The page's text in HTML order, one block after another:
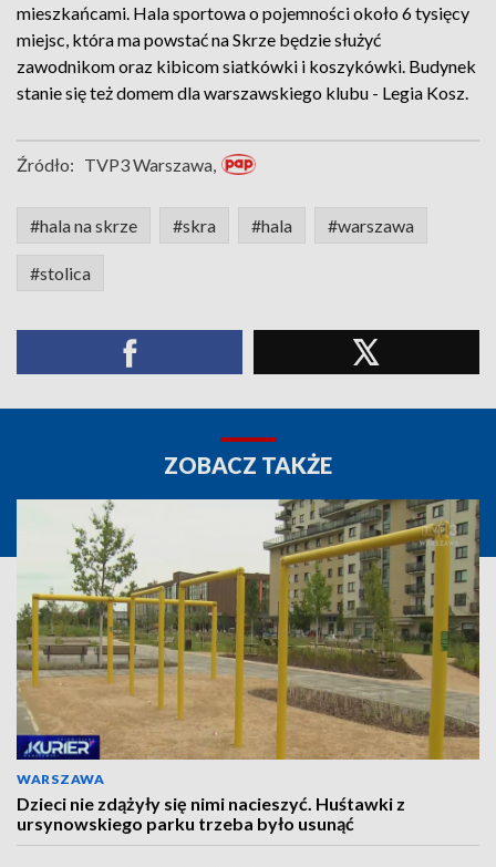
mieszkańcami. Hala sportowa o pojemności około 6 tysięcy
miejsc, która ma powstać na Skrze będzie służyć
zawodnikom oraz kibicom siatkówki i koszykówki. Budynek
stanie się też domem dla warszawskiego klubu - Legia Kosz.
Źródło: TVP3 Warszawa,
#hala na skrze #skra #hala #warszawa
#stolica
ZOBACZ TAKŻE
WARSZAWA
Dzieci nie zdążyły się nimi nacieszyć. Huśtawki z
ursynowskiego parku trzeba było usunąć